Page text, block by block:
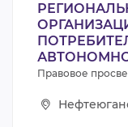
Правовое